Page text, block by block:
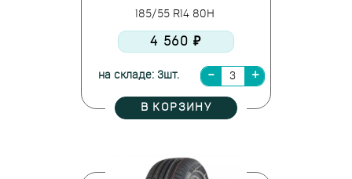
185/55 R14 80H
4 560 ₽
на складе: 3шт.
В КОРЗИНУ